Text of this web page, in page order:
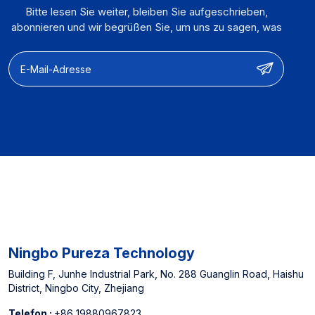
【OEM & ODM】:
Produktdesign &
【Herstellerfahrung】】:
Ausgewiesener Lieferant
【Herstellerfahrung】】:
Ausgewiesener Lieferant
Offline -Supermärkte und
Wasserfilterpatronenhersteller
Bitte lesen Sie weiter, bleiben Sie aufgeschrieben,
abonnieren und wir begrüßen Sie, um uns zu sagen, was
Ningbo Pureza Technology
Building F, Junhe Industrial Park, No. 288 Guanglin Road, Haishu
District, Ningbo City, Zhejiang